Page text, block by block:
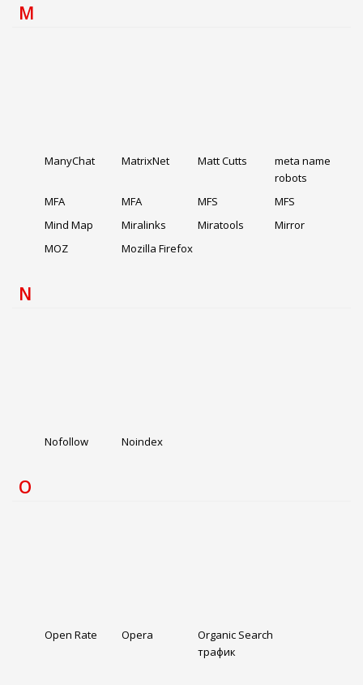
M
ManyChat MatrixNet Matt Cutts
meta name
robots
MFA
MFA MFS
MFS
Mind Map
Miralinks Miratools
Mirror
MOZ
Mozilla Firefox
N
Nofollow Noindex
O
Open Rate Opera
Organic Search
трафик